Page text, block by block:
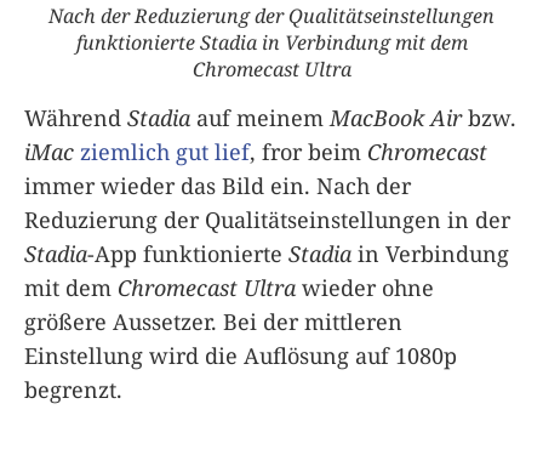
Nach der Reduzierung der Qualitätseinstellungen
funktionierte Stadia in Verbindung mit dem
Chromecast Ultra
Während Stadia auf meinem MacBook Airbzw.
iMac ziemlich gut lief, fror beim Chromecast
immer wieder das Bild ein. Nach der
Reduzierung der Qualitätseinstellungen in der
Stadia-App funktionierte Stadia in Verbindung
mit dem Chromecast Ultra wieder ohne
größere Aussetzer. Bei der mittleren
Einstellung wird die Auflösung auf 1080p
begrenzt.